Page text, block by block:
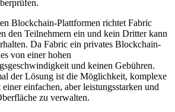
Blockchain-Plattformen richtet Fabric
den Teilnehmern ein und kein Dritter kann
Da Fabric ein privates Blockchain-
von einer hohen
und keinen Gebühren.
der Lösung ist die Möglichkeit, komplexe
einfachen, aber leistungsstarken und
zu verwalten.